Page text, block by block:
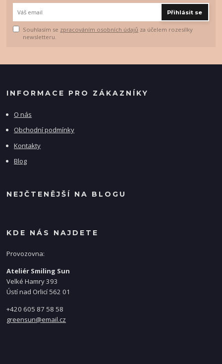
Přihlásit se
Souhlasím se zpracováním osobních údajů za účelem rozesílky
newsletteru.
INFORMACE PRO ZÁKAZNÍKY
O nás
Obchodní podmínky
Kontakty
Blog
NEJČTENĚJŠÍ NA BLOGU
KDE NÁS NAJDETE
Provozovna:
Ateliér Smiling Sun
Velké Hamry 393
Ústí nad Orlicí 562 01
+420 605 87 58 58
greensun@email.cz